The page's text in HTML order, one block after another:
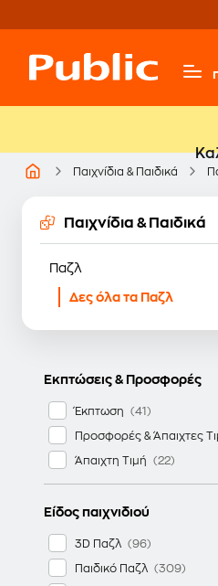
Παιχνίδια & Παιδικά
Παιχνίδια & Παιδικά
Παζλ
Δες όλα τα Παζλ
Εκπτώσεις & Προσφορές
Έκπτωση
Προσφορές & Άπαιχτες
Άπαιχτη Τιμή
Είδος παιχνιδιού
3D Παζλ
Παιδικό Παζλ